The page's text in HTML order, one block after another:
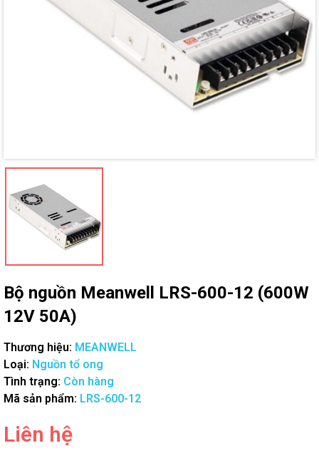
Bộ nguồn Meanwell LRS-600-12 (600W
12V 50A)
Thương hiệu: MEANWELL
Loại: Nguồn tổ ong
Tình trạng: Còn hàng
Mã sản phẩm: LRS-600-12
Liên hệ
Mã giảm giá: